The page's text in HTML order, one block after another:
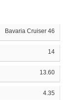
Bavaria Cruiser 46
14
13.60
4.35